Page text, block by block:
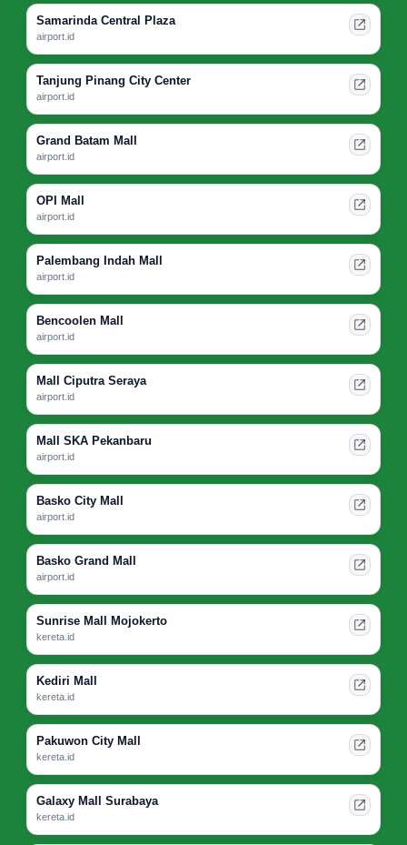
Samarinda Central Plaza
airport.id
Tanjung Pinang City Center
airport.id
Grand Batam Mall
airport.id
OPI Mall
airport.id
Palembang Indah Mall
airport.id
Bencoolen Mall
airport.id
Mall Ciputra Seraya
airport.id
Mall SKA Pekanbaru
airport.id
Basko City Mall
airport.id
Basko Grand Mall
airport.id
Sunrise Mall Mojokerto
kereta.id
Kediri Mall
kereta.id
Pakuwon City Mall
kereta.id
Galaxy Mall Surabaya
kereta.id